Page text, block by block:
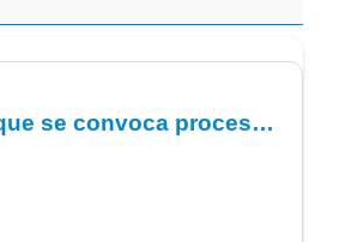
Resolución G.S.S.del Área de Salud de La Gomera, por lo que se convoca proceso selectivo para la constitución urgente de las Listas de Empleo Supletoria/s.- Celador/a.